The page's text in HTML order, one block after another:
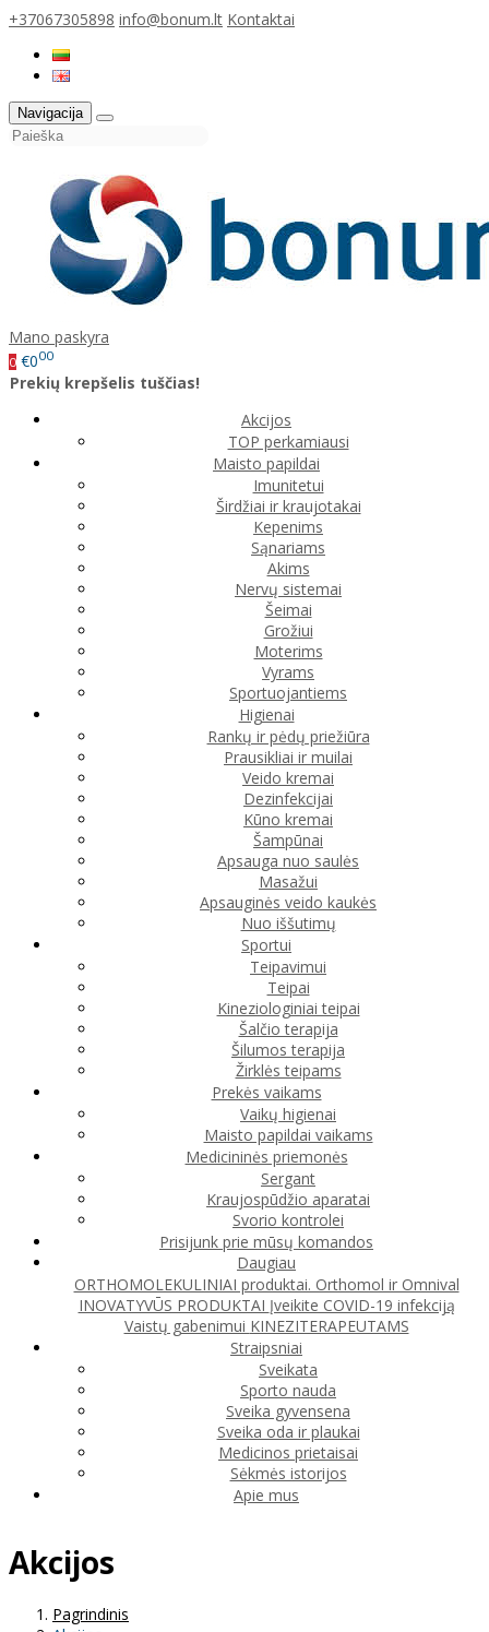
+37067305898 info@bonum.lt Kontaktai
Navigacija
Mano paskyra
0 €000
Prekių krepšelis tuščias!
Akcijos
TOP perkamiausi
Maisto papildai
Imunitetui
Širdžiai ir kraujotakai
Kepenims
Sąnariams
Akims
Nervų sistemai
Šeimai
Grožiui
Moterims
Vyrams
Sportuojantiems
Higienai
Rankų ir pėdų priežiūra
Prausikliai ir muilai
Veido kremai
Dezinfekcijai
Kūno kremai
Šampūnai
Apsauga nuo saulės
Masažui
Apsauginės veido kaukės
Nuo iššutimų
Sportui
Teipavimui
Teipai
Kineziologiniai teipai
Šalčio terapija
Šilumos terapija
Žirklės teipams
Prekės vaikams
Vaikų higienai
Maisto papildai vaikams
Medicininės priemonės
Sergant
Kraujospūdžio aparatai
Svorio kontrolei
Prisijunk prie mūsų komandos
Daugiau
ORTHOMOLEKULINIAI produktai. Orthomol ir Omnival
INOVATYVŪS PRODUKTAI Įveikite COVID-19 infekciją
Vaistų gabenimui KINEZITERAPEUTAMS
Straipsniai
Sveikata
Sporto nauda
Sveika gyvensena
Sveika oda ir plaukai
Medicinos prietaisai
Sėkmės istorijos
Apie mus
Akcijos
Pagrindinis